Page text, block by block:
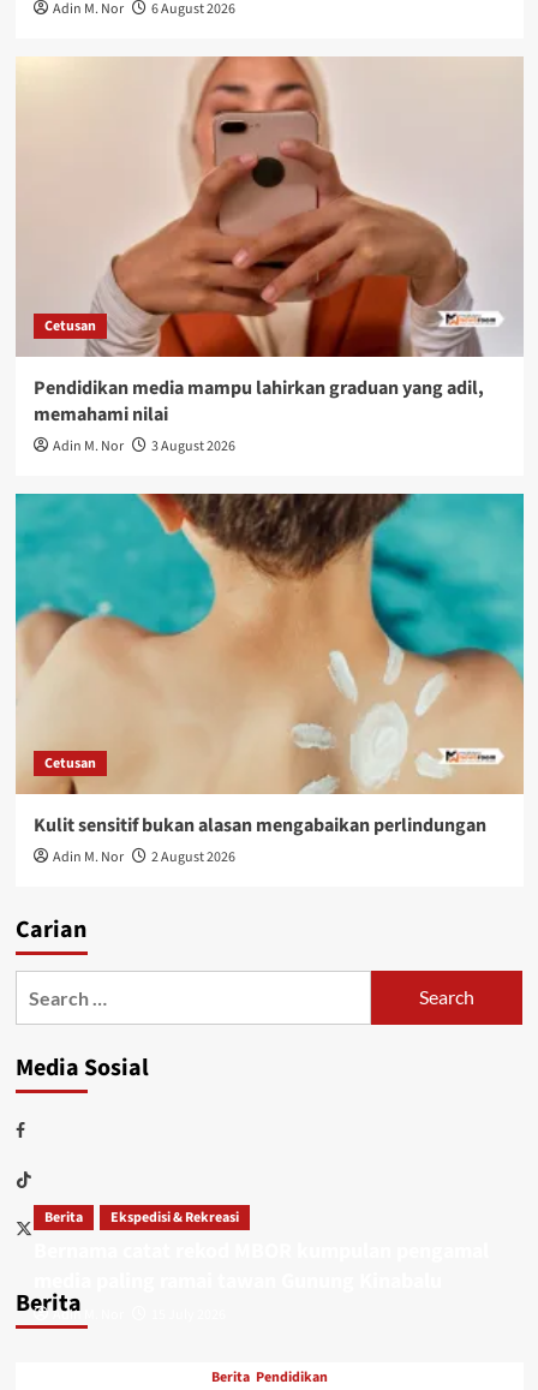
Adin M. Nor 6 August 2026
Cetusan
Pendidikan media mampu lahirkan graduan yang adil,
memahami nilai
Adin M. Nor 3 August 2026
Cetusan
Kulit sensitif bukan alasan mengabaikan perlindungan
Adin M. Nor 2 August 2026
Carian
Media Sosial
Berita
Berita Ekspedisi & Rekreasi
Adin M. Nor
Berita Pendidikan